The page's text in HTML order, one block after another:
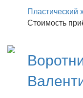
Пластический
Стоимость